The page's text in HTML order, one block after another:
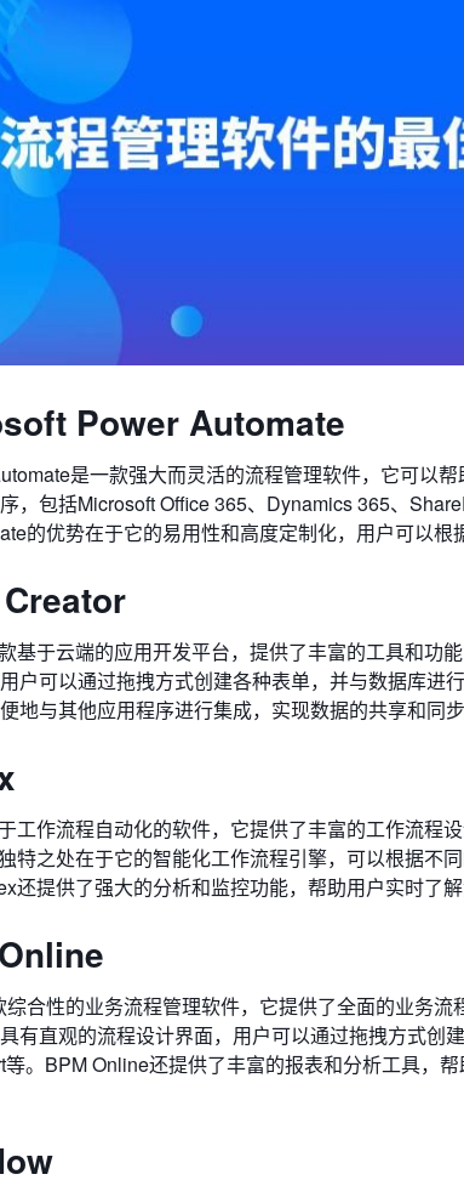
Power Automate
是一款强大而灵活的流程管理软件，它可以
，包括Microsoft Office 365、Dynamics 365、
的优势在于它的易用性和高度定制化，用户可以
基于云端的应用开发平台，提供了丰富的工具和功
户可以通过拖拽方式创建各种表单，并与数据库进
地与其他应用程序进行集成，实现数据的共享和同步
工作流程自动化的软件，它提供了丰富的工作流程
特之处在于它的智能化工作流程引擎，可以根据不
还提供了强大的分析和监控功能，帮助用户实时了
合性的业务流程管理软件，它提供了全面的业务
有直观的流程设计界面，用户可以通过拖拽方式创
。BPM Online还提供了丰富的报表和分析工具，